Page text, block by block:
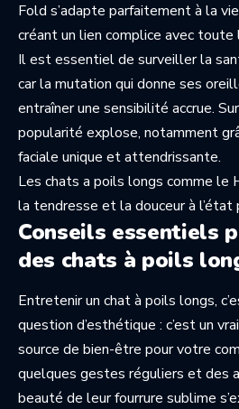
Fold s’adapte parfaitement à la
créant un lien complice avec toute
Il est essentiel de surveiller la
car la mutation qui donne ses
entraîner une sensibilité accrue.
popularité explose, notamment
faciale unique et attendrissante.
Les chats a poils longs comme le
la tendresse et la douceur à l’état
Conseils essentiels
des chats à poils
Entretenir un chat à poils longs,
question d’esthétique : c’est un
source de bien-être pour votre
quelques gestes réguliers et des
beauté de leur fourrure sublime